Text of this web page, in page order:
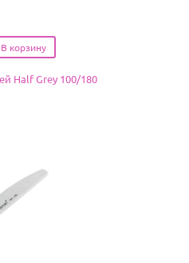
Half Grey 100/180